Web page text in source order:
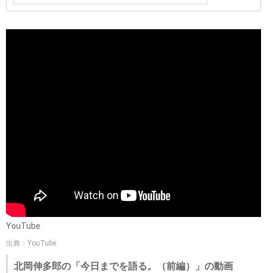
YouTube
出典：YouTube
北岡伸多郎の「今日までを語る。（前編）」の動画